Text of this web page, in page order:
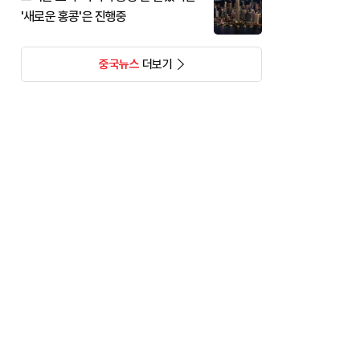
'새로운 홍콩'은 진행중
중국뉴스더보기